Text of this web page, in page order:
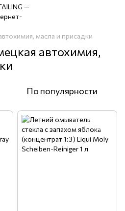
масла и присадки
автохимия,
По популярности